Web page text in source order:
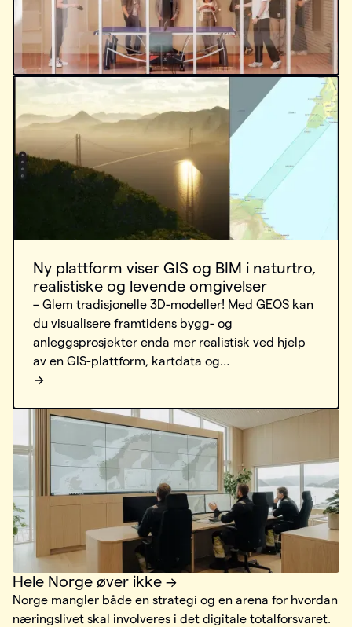
Ny plattform viser GIS og BIM i naturtro,
realistiske og levende omgivelser
– Glem tradisjonelle 3D-modeller! Med GEOS kan
du visualisere framtidens bygg- og
anleggsprosjekter enda mer realistisk ved hjelp
av en GIS-plattform, kartdata og
spillmotorteknologi.
Hele Norge øver ikke
Norge mangler både en strategi og en arena for hvordan
næringslivet skal involveres i det digitale totalforsvaret.